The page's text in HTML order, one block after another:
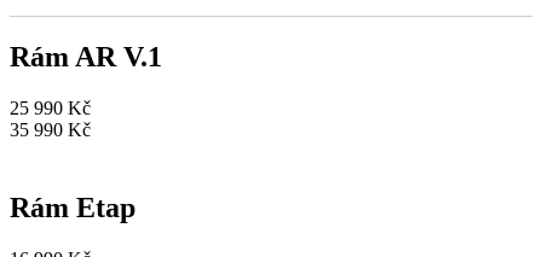
Rám AR V.1
25 990 Kč
35 990 Kč
Rám Etap